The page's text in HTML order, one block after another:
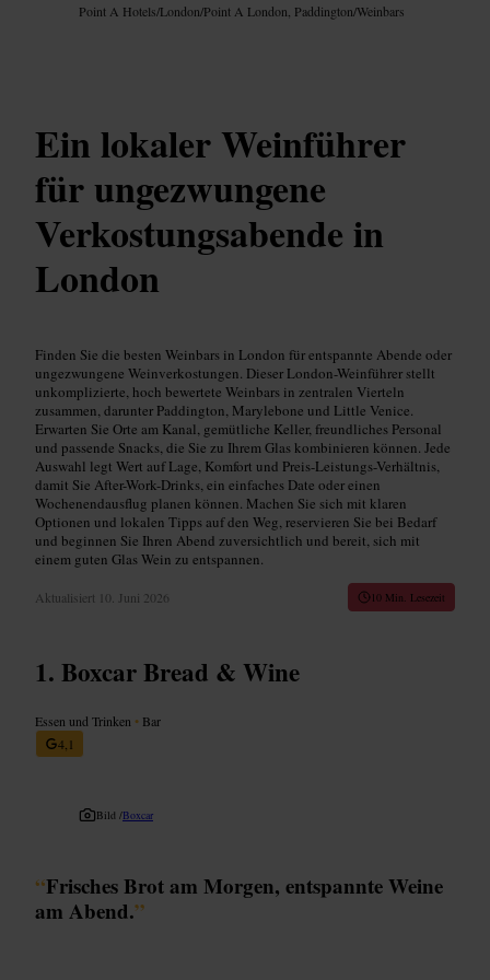
Point A Hotels/London/Point A London, Paddington/Weinbars
Ein lokaler Weinführer
für ungezwungene
Verkostungsabende in
London
Finden Sie die besten Weinbars in London für entspannte Abende oder
ungezwungene Weinverkostungen. Dieser London-Weinführer stellt
unkomplizierte, hoch bewertete Weinbars in zentralen Vierteln
zusammen, darunter Paddington, Marylebone und Little Venice.
Erwarten Sie Orte am Kanal, gemütliche Keller, freundliches Personal
und passende Snacks, die Sie zu Ihrem Glas kombinieren können. Jede
Auswahl legt Wert auf Lage, Komfort und Preis-Leistungs-Verhältnis,
damit Sie After-Work-Drinks, ein einfaches Date oder einen
Wochenendausflug planen können. Machen Sie sich mit klaren
Optionen und lokalen Tipps auf den Weg, reservieren Sie bei Bedarf
und beginnen Sie Ihren Abend zuversichtlich und bereit, sich mit
einem guten Glas Wein zu entspannen.
Aktualisiert 10. Juni 2026 10 Min. Lesezeit
Boxcar Bread & Wine
Essen und Trinken • Bar
4,1
Bild /Boxcar
“Frisches Brot am Morgen, entspannte Weine
am Abend.”